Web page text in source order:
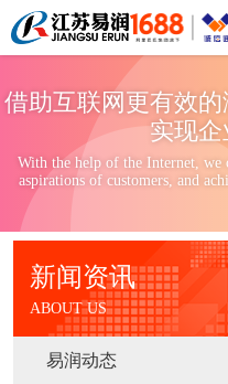
首
服
借助互联网更有效的
实现企
With the help of the Internet, we
aspirations of customers, and
新闻资讯
ABOUT US
易润动态